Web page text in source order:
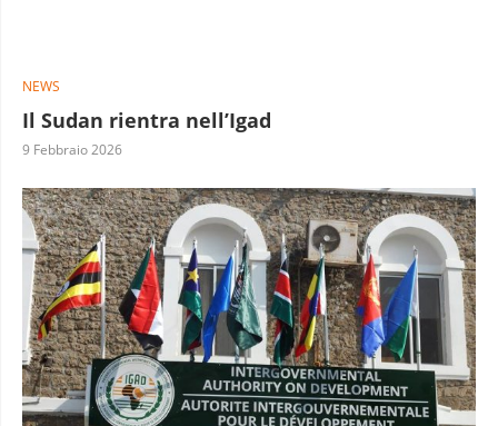
NEWS
Il Sudan rientra nell’Igad
9 Febbraio 2026